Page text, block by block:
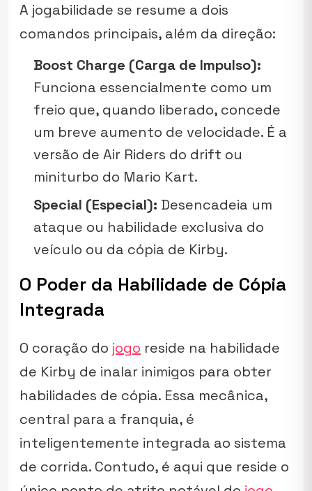
A jogabilidade se resume a dois
comandos principais, além da direção:
Boost Charge (Carga de Impulso):
Funciona essencialmente como um
freio que, quando liberado, concede
um breve aumento de velocidade. É a
versão de Air Riders do drift ou
miniturbo do Mario Kart.
Special (Especial): Desencadeia um
ataque ou habilidade exclusiva do
veículo ou da cópia de Kirby.
O Poder da Habilidade de Cópia
Integrada
O coração do jogo reside na habilidade
de Kirby de inalar inimigos para obter
habilidades de cópia. Essa mecânica,
central para a franquia, é
inteligentemente integrada ao sistema
de corrida. Contudo, é aqui que reside o